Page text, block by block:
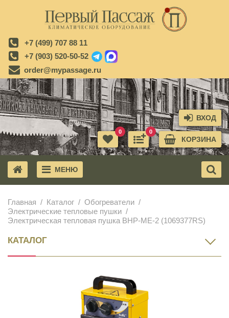
+7 (499) 707 88 11
+7 (903) 520-50-52
order@mypassage.ru
ВХОД
КОРЗИНА
0
0
МЕНЮ
Главная Каталог
Обогреватели
Электрические тепловые пушки
Электрическая тепловая пушка BHP-ME-2 (1069377RS)
КАТАЛОГ